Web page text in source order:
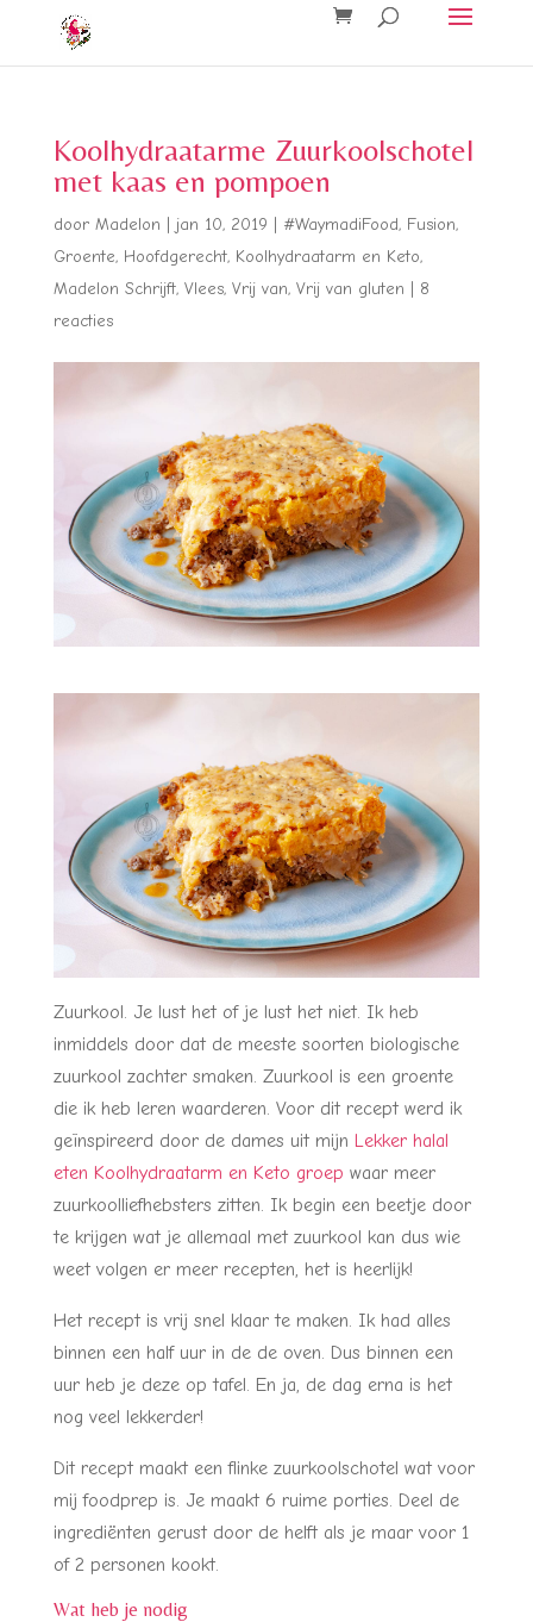
Koolhydraatarme Zuurkoolschotel
met kaas en pompoen
door Madelon jan 10, 2019 #WaymadiFood, Fusion,
Groente, Hoofdgerecht, Koolhydraatarm en Keto,
Madelon Schrijft, Vlees, Vrij van, Vrij van gluten
8
reacties
Zuurkool. Je lust het of je lust het niet. Ik heb
inmiddels door dat de meeste soorten biologische
zuurkool zachter smaken. Zuurkool is een groente
die ik heb leren waarderen. Voor dit recept werd ik
geïnspireerd door de dames uit mijn Lekker halal
eten Koolhydraatarm en Keto groep waar meer
zuurkoolliefhebsters zitten. Ik begin een beetje door
te krijgen wat je allemaal met zuurkool kan dus wie
weet volgen er meer recepten, het is heerlijk!
Het recept is vrij snel klaar te maken. Ik had alles
binnen een half uur in de de oven. Dus binnen een
uur heb je deze op tafel. En ja, de dag erna is het
nog veel lekkerder!
Dit recept maakt een flinke zuurkoolschotel wat voor
mij foodprep is. Je maakt 6 ruime porties. Deel de
ingrediënten gerust door de helft als je maar voor 1
of 2 personen kookt.
Wat heb je nodig